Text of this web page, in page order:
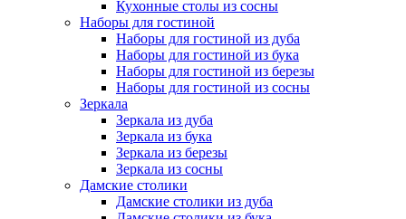
Кухонные столы из сосны
Наборы для гостиной
Наборы для гостиной из дуба
Наборы для гостиной из бука
Наборы для гостиной из березы
Наборы для гостиной из сосны
Зеркала
Зеркала из дуба
Зеркала из бука
Зеркала из березы
Зеркала из сосны
Дамские столики
Дамские столики из дуба